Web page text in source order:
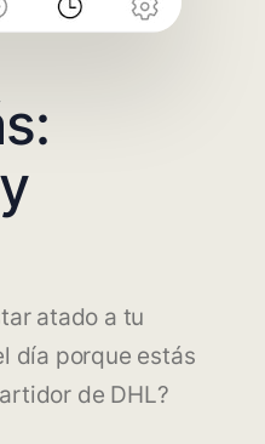
atado a tu
día porque estás
de DHL?